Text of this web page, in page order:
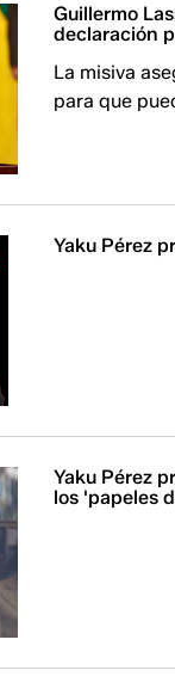
Guillermo
declaración
La misiva
para que
Yaku Pérez
Yaku Pérez
los 'papeles